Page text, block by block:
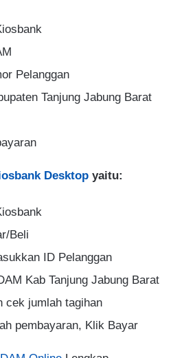
Pelanggan
Tanjung Jabung Barat
Desktop yaitu:
Beli
ID Pelanggan
Kab Tanjung Jabung Barat
cek jumlah tagihan
pembayaran, Klik Bayar